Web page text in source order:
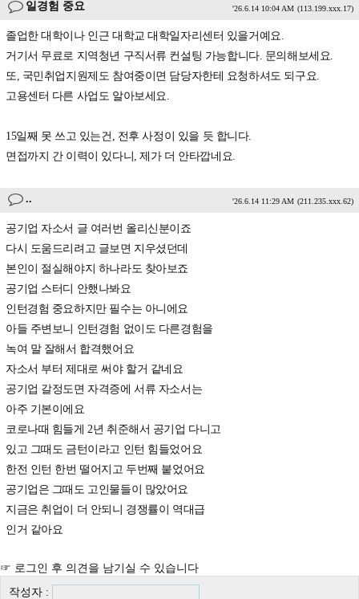
일경험 중요 '26.6.14 10:04 AM (113.199.xxx.17)
졸업한 대학이나 인근 대학교 대학일자리센터 있을거예요.
거기서 무료로 지역청년 구직서류 컨설팅 가능합니다. 문의해보세요.
또, 국민취업지원제도 참여중이면 담당자한테 요청하셔도 되구요.
고용센터 다른 사업도 알아보세요.
15일째 못 쓰고 있는건, 전후 사정이 있을 듯 합니다.
면접까지 간 이력이 있다니, 제가 더 안타깝네요.
.. '26.6.14 11:29 AM (211.235.xxx.62)
공기업 자소서 글 여러번 올리신분이죠
다시 도움드리려고 글보면 지우셨던데
본인이 절실해야지 하나라도 찾아보죠
공기업 스터디 안했나봐요
인턴경험 중요하지만 필수는 아니에요
아들 주변보니 인턴경험 없이도 다른경험을
녹여 말 잘해서 합격했어요
자소서 부터 제대로 써야 할거 같네요
공기업 갈정도면 자격증에 서류 자소서는
아주 기본이에요
코로나때 힘들게 2년 취준해서 공기업 다니고
있고 그때도 금턴이라고 인턴 힘들었어요
한전 인턴 한번 떨어지고 두번째 붙었어요
공기업은 그때도 고인물들이 많았어요
지금은 취업이 더 안되니 경쟁률이 역대급
인거 같아요
☞ 로그인 후 의견을 남기실 수 있습니다
작성자 :